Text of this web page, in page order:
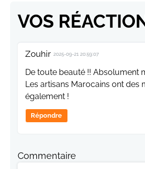
VOS
Zouhir 2025-09-21 20:59:07
De toute beauté !! Absolument
Les artisans Marocains ont des
également !
Répondre
Commentaire